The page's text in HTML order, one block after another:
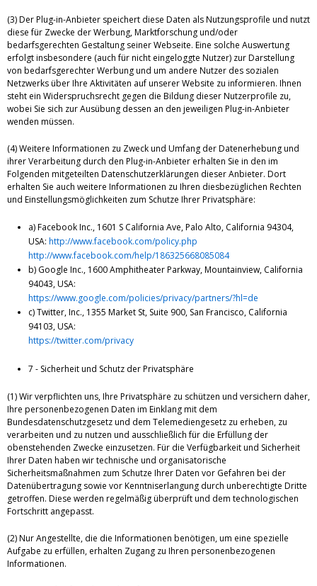
(3) Der Plug-in-Anbieter speichert diese Daten als Nutzungsprofile und nutzt
diese für Zwecke der Werbung, Marktforschung und/oder
bedarfsgerechten Gestaltung seiner Webseite. Eine solche Auswertung
erfolgt insbesondere (auch für nicht eingeloggte Nutzer) zur Darstellung
von bedarfsgerechter Werbung und um andere Nutzer des sozialen
Netzwerks über Ihre Aktivitäten auf unserer Website zu informieren. Ihnen
steht ein Widerspruchsrecht gegen die Bildung dieser Nutzerprofile zu,
wobei Sie sich zur Ausübung dessen an den jeweiligen Plug-in-Anbieter
wenden müssen.
(4) Weitere Informationen zu Zweck und Umfang der Datenerhebung und
ihrer Verarbeitung durch den Plug-in-Anbieter erhalten Sie in den im
Folgenden mitgeteilten Datenschutzerklärungen dieser Anbieter. Dort
erhalten Sie auch weitere Informationen zu Ihren diesbezüglichen Rechten
und Einstellungsmöglichkeiten zum Schutze Ihrer Privatsphäre:
a) Facebook Inc., 1601 S California Ave, Palo Alto, California 94304,
USA: http://www.facebook.com/policy.php
http://www.facebook.com/help/186325668085084
b) Google Inc., 1600 Amphitheater Parkway, Mountainview, California
94043, USA:
https://www.google.com/policies/privacy/partners/?hl=de
c) Twitter, Inc., 1355 Market St, Suite 900, San Francisco, California
94103, USA:
https://twitter.com/privacy
7 - Sicherheit und Schutz der Privatsphäre
(1) Wir verpflichten uns, Ihre Privatsphäre zu schützen und versichern daher,
Ihre personenbezogenen Daten im Einklang mit dem
Bundesdatenschutzgesetz und dem Telemediengesetz zu erheben, zu
verarbeiten und zu nutzen und ausschließlich für die Erfüllung der
obenstehenden Zwecke einzusetzen. Für die Verfügbarkeit und Sicherheit
Ihrer Daten haben wir technische und organisatorische
Sicherheitsmaßnahmen zum Schutze Ihrer Daten vor Gefahren bei der
Datenübertragung sowie vor Kenntniserlangung durch unberechtigte Dritte
getroffen. Diese werden regelmäßig überprüft und dem technologischen
Fortschritt angepasst.
(2) Nur Angestellte, die die Informationen benötigen, um eine spezielle
Aufgabe zu erfüllen, erhalten Zugang zu Ihren personenbezogenen
Informationen.